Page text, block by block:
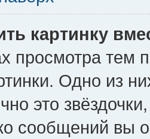
картинку
просмотра тем
Одно из
это
сообщений вы